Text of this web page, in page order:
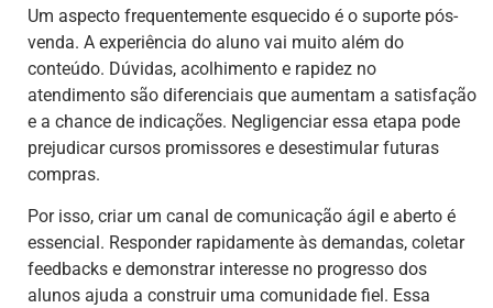
Um aspecto frequentemente esquecido é o suporte pós-
venda. A experiência do aluno vai muito além do
conteúdo. Dúvidas, acolhimento e rapidez no
atendimento são diferenciais que aumentam a satisfação
e a chance de indicações. Negligenciar essa etapa pode
prejudicar cursos promissores e desestimular futuras
compras.
Por isso, criar um canal de comunicação ágil e aberto é
essencial. Responder rapidamente às demandas, coletar
feedbacks e demonstrar interesse no progresso dos
alunos ajuda a construir uma comunidade fiel. Essa